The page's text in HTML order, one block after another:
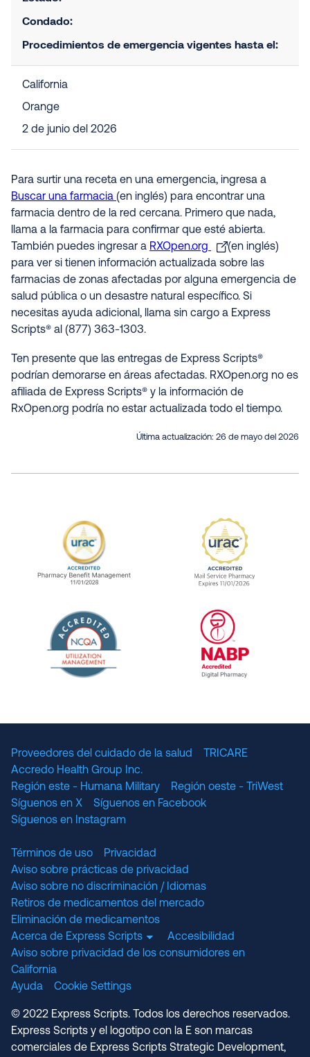
Condado:
Procedimientos de emergencia vigentes hasta el:
California
Orange
2 de junio del 2026
Para surtir una receta en una emergencia, ingresa a
Buscar una farmacia (en inglés) para encontrar una
farmacia dentro de la red cercana. Primero que nada,
llama a la farmacia para confirmar que esté abierta.
También puedes ingresar a RXOpen.org
(en inglés)
para ver si tienen información actualizada sobre las
farmacias de zonas afectadas por alguna emergencia de
salud pública o un desastre natural específico. Si
necesitas ayuda adicional, llama sin cargo a Express
Scripts® al (877) 363-1303.
Ten presente que las entregas de Express Scripts®
podrían demorarse en áreas afectadas. RXOpen.org no es
afiliada de Express Scripts® y la información de
RxOpen.org podría no estar actualizada todo el tiempo.
Última actualización: 26 de mayo del 2026
URAC Accredited Pharmacy Benefit
URAC
Proveedores del cuidado de la salud
TRICARE
Accredo Health Group Inc.
Región este - Humana Military
Región oeste - TriWest
Síguenos en X
Síguenos en Facebook
Síguenos en Instagram
Términos de uso
Privacidad
Aviso sobre prácticas de privacidad
Aviso sobre no discriminación / Idiomas
Retiros de medicamentos del mercado
Eliminación de medicamentos
Acerca de Express Scripts
Accesibilidad
Aviso sobre privacidad de los consumidores en
California
Ayuda
Cookie Settings
© 2022 Express Scripts. Todos los derechos reservados.
Express Scripts y el logotipo con la E son marcas
comerciales de Express Scripts Strategic Development,